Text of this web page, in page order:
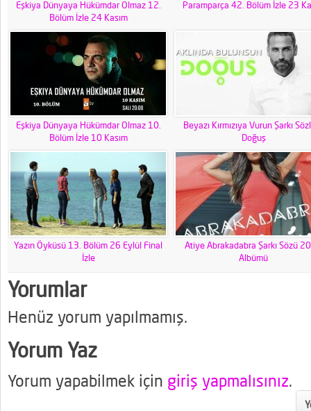
Eşkiya Dünyaya Hükümdar Olmaz 12.
Bölüm İzle 24 Kasım
Paramparça 42. Bölüm İzle 23
Eşkiya Dünyaya Hükümdar Olmaz 10.
Bölüm İzle 10 Kasım
Beyazı Kırmızıya Vurun Şarkı
Doğuş
Yazın Öyküsü 13. Bölüm 26 Eylül Final
İzle
Atiye Abrakadabra Şarkı Sözü
Albümü
Yorumlar
Henüz yorum yapılmamış.
Yorum Yaz
Yorum yapabilmek için giriş yapmalısınız.